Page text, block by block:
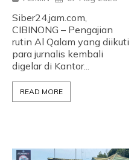
Siber24,jam.com,
CIBINONG – Pengajian
rutin Al Qalam yang diikuti
para jurnalis kembali
digelar di Kantor...
READ MORE